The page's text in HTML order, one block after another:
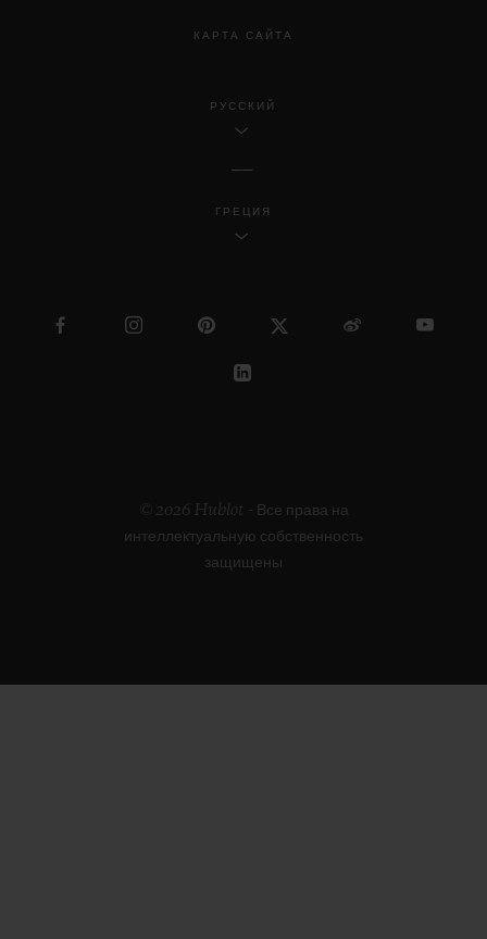
КАРТА САЙТА
РУССКИЙ
ГРЕЦИЯ
© 2026 Hublot - Все права на
интеллектуальную собственность
защищены